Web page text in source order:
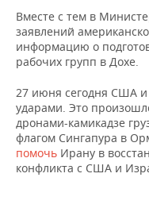
Вместе с тем в
заявлений
информацию о
рабочих групп в Дохе.
27 июня сегодня США
ударами. Это
дронами-камикадзе
флагом Сингапура в
помочь Ирану в
конфликта с США и